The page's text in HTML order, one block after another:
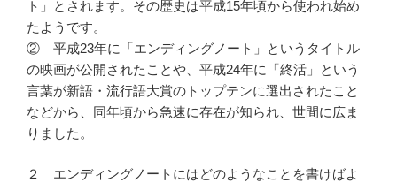
ト」とされます。その歴史は平成15年頃から使われ始め
たようです。
② 平成23年に「エンディングノート」というタイトル
の映画が公開されたことや、平成24年に「終活」という
言葉が新語・流行語大賞のトップテンに選出されたこと
などから、同年頃から急速に存在が知られ、世間に広ま
りました。
２ エンディングノートにはどのようなことを書けばよ